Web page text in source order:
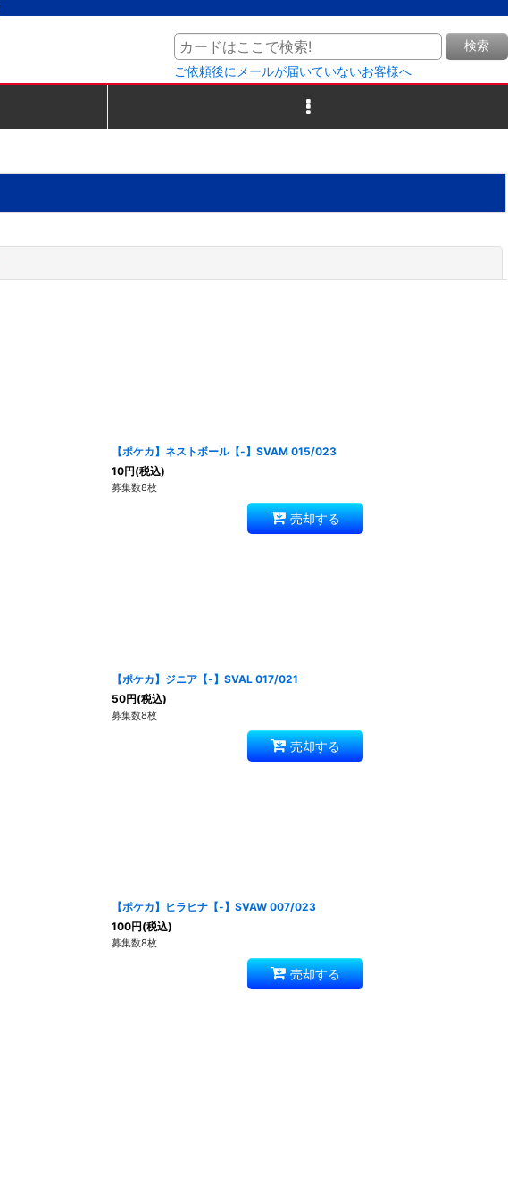
検索
ご依頼後にメールが届いていないお客様へ
【ポケカ】ネストボール【-】SVAM 015/023
10円(税込)
募集数8枚
売却する
【ポケカ】ジニア【-】SVAL 017/021
50円(税込)
募集数8枚
売却する
【ポケカ】ヒラヒナ【-】SVAW 007/023
100円(税込)
募集数8枚
売却する